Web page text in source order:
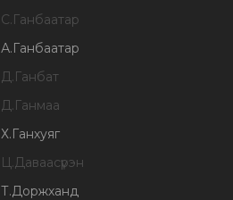
С.Ганбаатар
А.Ганбаатар
Д.Ганбат
Д.Ганмаа
Х.Ганхуяг
Ц.Даваасүрэн
Т.Доржханд